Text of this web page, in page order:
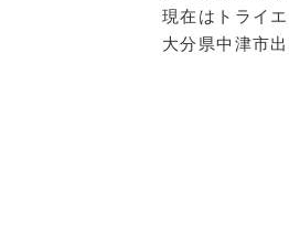
現在はトライ
大分県中津市